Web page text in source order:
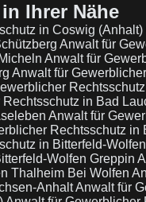
Ihrer Nähe
in Coswig
Anwalt für
Anwalt für
Anwalt für
in Bad
Anwalt für
Rechtsschutz in
in Bitterfeld-
Wolfen Greppin
Thalheim Bei Wolfen
AnhaltAnwalt für